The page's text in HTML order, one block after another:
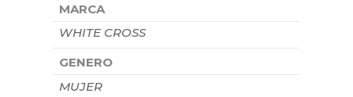
MARCA
WHITE CROSS
GENERO
MUJER